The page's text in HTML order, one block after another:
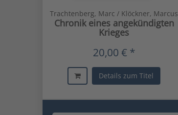
Trachtenberg, Marc / Klöckner, Marcus
Chronik eines angekündigten
Krieges
20,00 € *
Details zum Titel